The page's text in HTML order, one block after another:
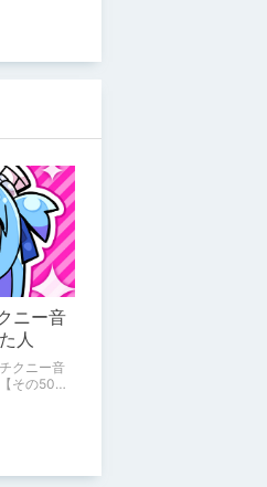
ニー音
人
クニー音
その50】